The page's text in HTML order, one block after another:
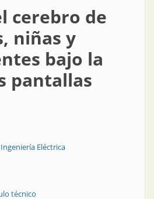
cerebro de
niñas y
bajo la
pantallas
Eléctrica
técnico